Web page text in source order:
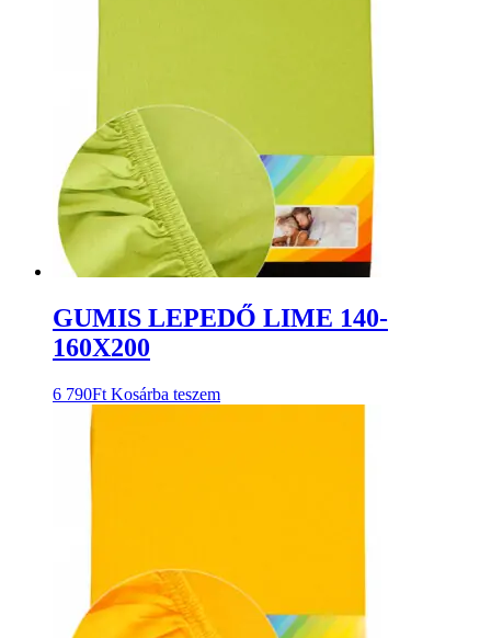
GUMIS LEPEDŐ LIME 140-
160X200
6 790Ft Kosárba teszem